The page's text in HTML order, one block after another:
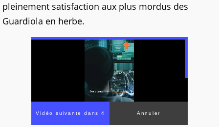
pleinement satisfaction aux plus mordus des
Guardiola en herbe.
Vidéo suivante dans 1 Annuler